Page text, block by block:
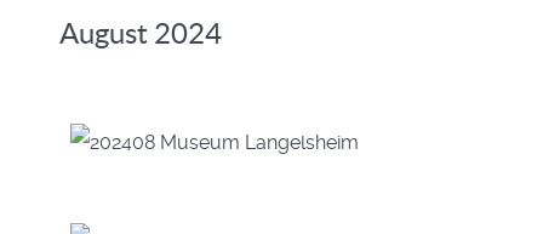
August 2024